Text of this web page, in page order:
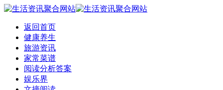
返回首页
健康养生
旅游资讯
家常菜谱
阅读分析答案
娱乐界